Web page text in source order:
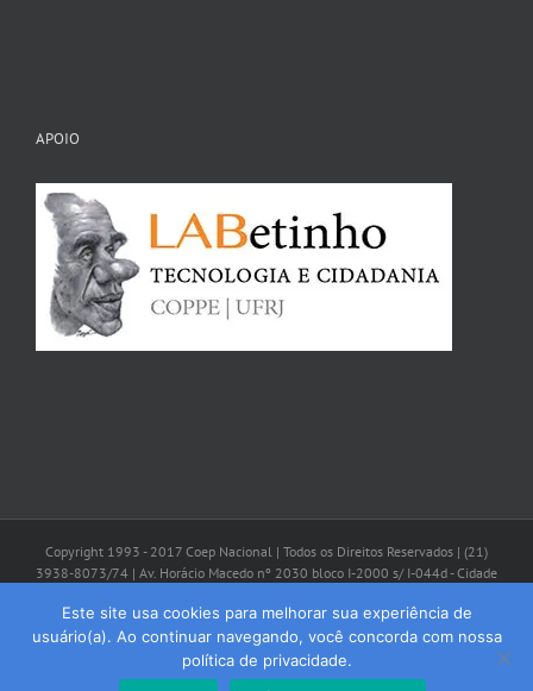
APOIO
Copyright 1993 - 2017 Coep Nacional | Todos os Direitos Reservados | (21)
3938-8073/74 | Av. Horácio Macedo nº 2030 bloco I-2000 s/ I-044d - Cidade
FacebookInstagramYouTube
Este site usa cookies para melhorar sua experiência de
usuário(a). Ao continuar navegando, você concorda com nossa
política de privacidade.